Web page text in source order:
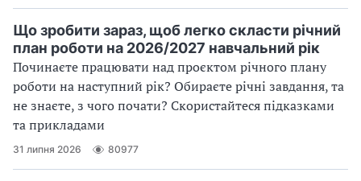
Що зробити зараз, щоб легко скласти річний
план роботи на 2026/2027 навчальний рік
Починаєте працювати над проєктом річного плану
роботи на наступний рік? Обираєте річні завдання, та
не знаєте, з чого почати? Скористайтеся підказками
та прикладами
31 липня 2026 80977